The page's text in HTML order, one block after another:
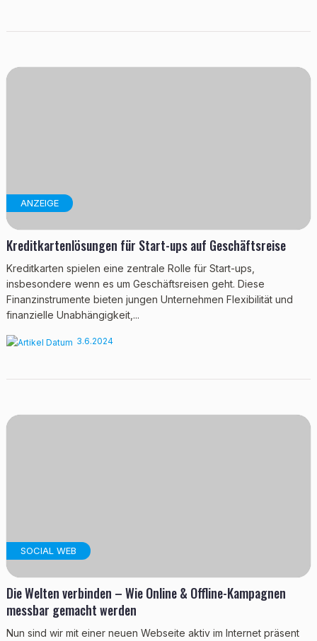
ANZEIGE
Kreditkartenlösungen für Start-ups auf Geschäftsreise
Kreditkarten spielen eine zentrale Rolle für Start-ups,
insbesondere wenn es um Geschäftsreisen geht. Diese
Finanzinstrumente bieten jungen Unternehmen Flexibilität und
finanzielle Unabhängigkeit,...
3.6.2024
SOCIAL WEB
Die Welten verbinden – Wie Online & Offline-Kampagnen
messbar gemacht werden
Nun sind wir mit einer neuen Webseite aktiv im Internet präsent